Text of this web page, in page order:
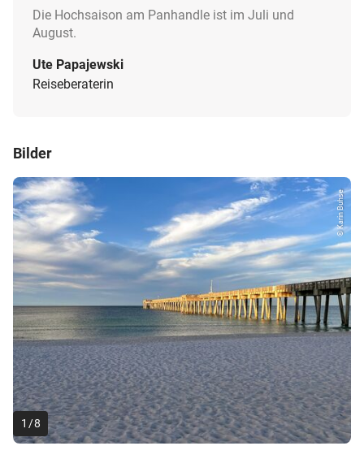
Die Hochsaison am Panhandle ist im Juli und
August.
Ute Papajewski
Reiseberaterin
Bilder
© Karin Buhse
1 /8